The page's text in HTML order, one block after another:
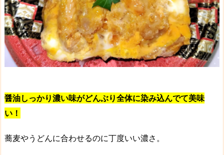
醤油しっかり濃い味がどんぶり全体に染み込んでて美味
い！
蕎麦やうどんに合わせるのに丁度いい濃さ。